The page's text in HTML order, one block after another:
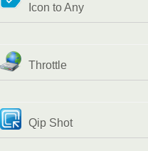
Icon to Any
Throttle
Qip Shot